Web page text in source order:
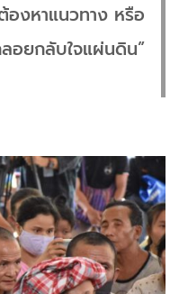
องหาแนวทาง หรือ
อยกลับใจแผ่นดิน”